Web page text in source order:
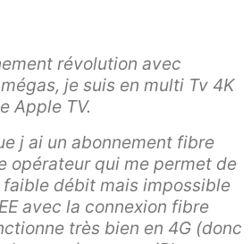
révolution avec
je suis en multi Tv 4K
Apple TV.
j ai un abonnement fibre
opérateur qui me permet de
débit mais impossible
avec la connexion fibre
très bien en 4G (donc